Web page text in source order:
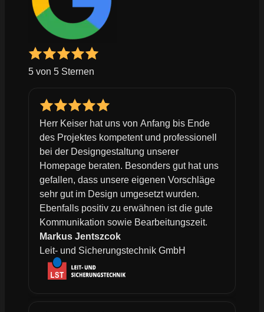
5 von 5 Sternen
Herr Keiser hat uns von Anfang bis Ende
des Projektes kompetent und professionell
bei der Designgestaltung unserer
Homepage beraten. Besonders gut hat uns
gefallen, dass unsere eigenen Vorschläge
sehr gut im Design umgesetzt wurden.
Ebenfalls positiv zu erwähnen ist die gute
Kommunikation sowie Bearbeitungszeit.
Markus Jentszcok
Leit- und Sicherungstechnik GmbH